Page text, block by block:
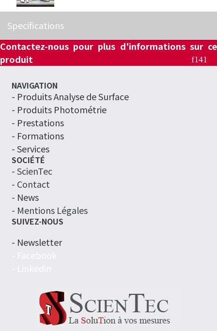
Specifications
Contactez-nous pour plus d'informations sur ce
produit
NAVIGATION
- Produits Analyse de Surface
- Produits Photométrie
- Prestations
- Formations
- Services
SOCIÉTÉ
- ScienTec
- Contact
- News
- Mentions Légales
SUIVEZ-NOUS
- Newsletter